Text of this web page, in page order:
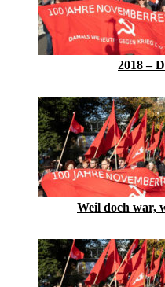
2018 –
Weil doch war,